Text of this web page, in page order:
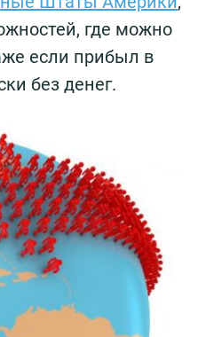
где можно
если прибыл в
без денег.